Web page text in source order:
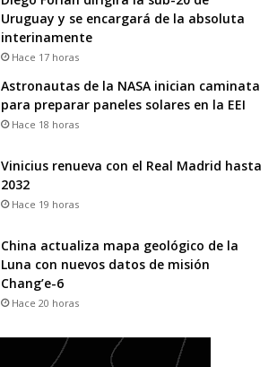
Uruguay y se encargará de la absoluta
interinamente
Hace 17 horas
Astronautas de la NASA inician caminata
para preparar paneles solares en la EEI
Hace 18 horas
Vinicius renueva con el Real Madrid hasta
2032
Hace 19 horas
China actualiza mapa geológico de la
Luna con nuevos datos de misión
Chang’e-6
Hace 20 horas